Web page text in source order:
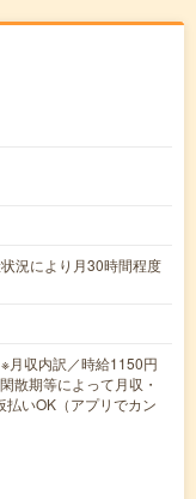
況により月30時間程度
月収内訳／時給1150円
散期等によって月収・
いOK（アプリでカン